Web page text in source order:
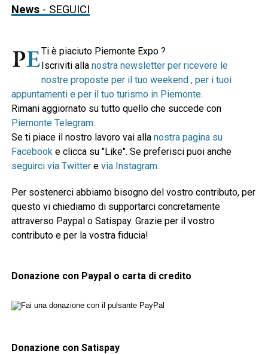
News- SEGUICI
Ti è piaciuto Piemonte Expo ?
Iscriviti alla nostra newsletter per ricevere le
nostre proposte per il tuo weekend , per i tuoi
appuntamenti e per il tuo turismo in Piemonte.
Rimani aggiornato su tutto quello che succede con
Piemonte Telegram.
Se ti piace il nostro lavoro vai alla nostra pagina su
Facebook e clicca su "Like". Se preferisci puoi anche
seguirci via Twittere via Instagram.
Per sostenerci abbiamo bisogno del vostro contributo, per
questo vi chiediamo di supportarci concretamente
attraverso Paypal o Satispay. Grazie per il vostro
contributo e per la vostra fiducia!
Donazione con Paypal o carta di credito
Donazione con Satispay